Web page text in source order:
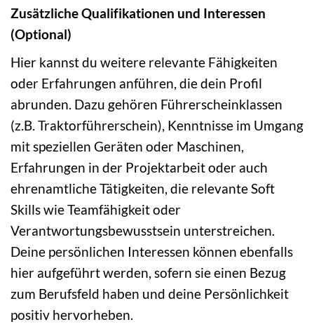
Zusätzliche Qualifikationen und Interessen
(Optional)
Hier kannst du weitere relevante Fähigkeiten
oder Erfahrungen anführen, die dein Profil
abrunden. Dazu gehören Führerscheinklassen
(z.B. Traktorführerschein), Kenntnisse im Umgang
mit speziellen Geräten oder Maschinen,
Erfahrungen in der Projektarbeit oder auch
ehrenamtliche Tätigkeiten, die relevante Soft
Skills wie Teamfähigkeit oder
Verantwortungsbewusstsein unterstreichen.
Deine persönlichen Interessen können ebenfalls
hier aufgeführt werden, sofern sie einen Bezug
zum Berufsfeld haben und deine Persönlichkeit
positiv hervorheben.